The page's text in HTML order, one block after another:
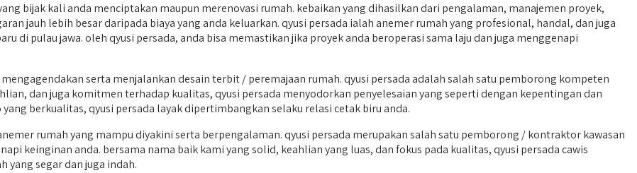
bijak kali anda menciptakan maupun merenovasi rumah. kebaikan yang dihasilkan dari pengalaman, manajemen proyek,
jauh lebih besar daripada biaya yang anda keluarkan. qyusi persada ialah anemer rumah yang profesional, handal, dan juga
di pulau jawa. oleh qyusi persada, anda bisa memastikan jika proyek anda beroperasi sama laju dan juga menggenapi
serta menjalankan desain terbit / peremajaan rumah. qyusi persada adalah salah satu pemborong kompeten
dan juga komitmen terhadap kualitas, qyusi persada menyodorkan penyelesaian yang seperti dengan kepentingan dan
berkualitas, qyusi persada layak dipertimbangkan selaku relasi cetak biru anda.
rumah yang mampu diyakini serta berpengalaman. qyusi persada merupakan salah satu pemborong / kontraktor kawasan
keinginan anda. bersama nama baik kami yang solid, keahlian yang luas, dan fokus pada kualitas, qyusi persada cawis
segar dan juga indah.